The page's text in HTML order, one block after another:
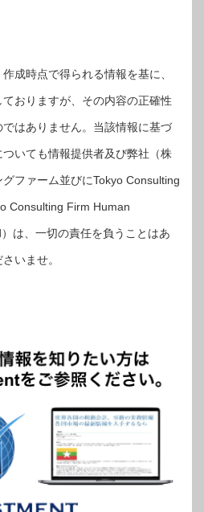
成時点で得られる情報を基に、
おりますが、その内容の正確性
はありません。当該情報に基づ
いても情報提供者及び弊社（株
ファーム並びにTokyo Consulting
Consulting Firm Human
は、一切の責任を負うことはあ
いませ。